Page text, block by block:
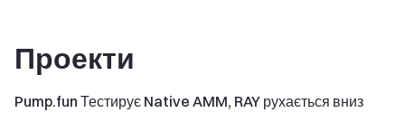
Проекти
Pump.fun Тестирує Native AMM, RAY рухається вниз